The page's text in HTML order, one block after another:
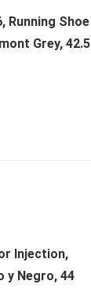
Running Shoe
Grey, 42.5
Injection,
y Negro, 44